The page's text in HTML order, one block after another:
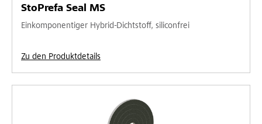
StoPrefa Seal MS
Einkomponentiger Hybrid-Dichtstoff, siliconfrei
Zu den Produktdetails